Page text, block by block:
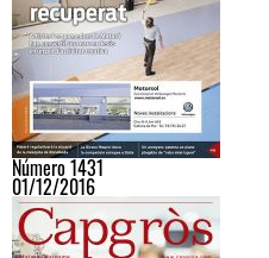
Número 1431
01/12/2016